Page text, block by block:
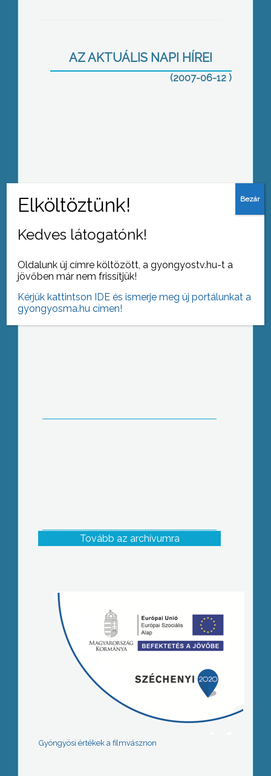
AZ AKTUÁLIS NAPI HÍREI
(2007-06-12 )
Konyha?:Kész!
Tovább az archívumra
Gyöngyösi értékek a filmvásznon
Kedves látogatónk!
Oldalunk új címre költözött, a gyongyostv.hu-t a
jövőben már nem frissítjük!
Kérjük kattintson IDE és ismerje meg új portálunkat a
gyongyosma.hu címen!